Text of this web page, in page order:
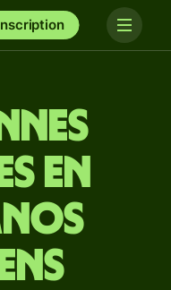
en